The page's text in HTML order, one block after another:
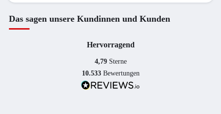
Das sagen unsere Kundinnen und Kunden
Hervorragend
4,79 Sterne
10.533 Bewertungen